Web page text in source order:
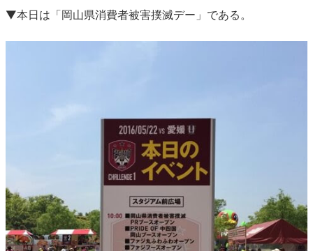
▼本日は「岡山県消費者被害撲滅デー」である。